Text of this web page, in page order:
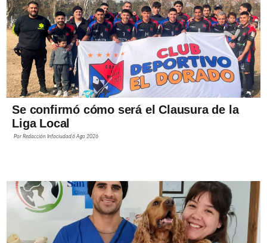
Se confirmó cómo será el Clausura de la
Liga Local
PorRedacción Infociudad6 Ago 2026